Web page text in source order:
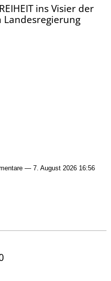
ins Visier der
Landesregierung
— 7. August 2026 16:56